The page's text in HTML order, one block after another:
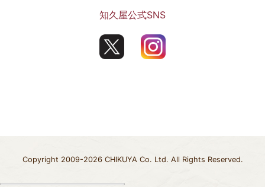
知久屋公式SNS
Copyright 2009-2026 CHIKUYA Co. Ltd. All Rights Reserved.